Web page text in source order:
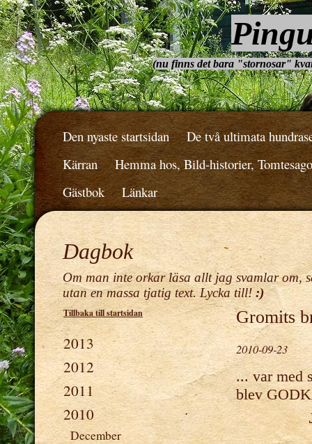
(nu finns det bara "stornosar"
Den nyaste startsidan
De två ultimata
Kärran
Hemma hos, Bild-historier,
Gästbok
Länkar
Dagbok
Om man inte orkar läsa allt jag svamlar om,
utan en massa tjatig text. Lycka till!:)
Tillbaka till startsidan
2013
2012
2011
2010
December
Gromits
2010-09-23
... var med
blev